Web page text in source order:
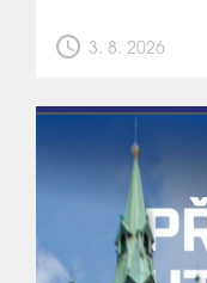
schedule 3. 8. 2026